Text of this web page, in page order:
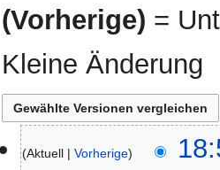
(Vorherige) =
Kleine Änderung
Februar
Aktuell Vorherige